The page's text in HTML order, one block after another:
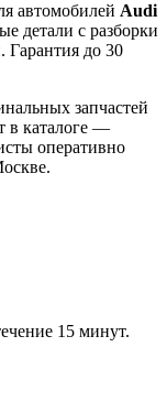
автомобилей Audi
детали с разборки
Гарантия до 30
запчастей
в каталоге —
оперативно
15 минут.